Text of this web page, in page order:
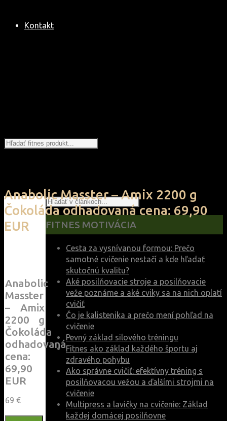
Kontakt
Hľadanie
Anabolic Masster – Amix 2200 g
Čokoláda odhadovaná cena: 69,90
EUR
Anabolic
Masster
– Amix
2200 g
Čokoláda
odhadovaná
cena:
69,90
EUR
69€
Hľadať
FITNES MOTIVÁCIA
Cesta za vysnívanou formou: Prečo
samotné cvičenie nestačí a kde hľadať
skutočnú kvalitu?
Aké posilňovacie stroje a posilňovacie
veže poznáme a aké cviky sa na nich oplatí
cvičiť
Čo je kalistenika a prečo mení pohľad na
cvičenie
Pevný základ silového tréningu
Fitnes ako základ každého športu aj
zdravého pohybu
Ako správne cvičiť: efektívny tréning s
posilňovacou vežou a ďalšími strojmi na
cvičenie
Multipress a lavičky na cvičenie: Základ
každej domácej posilňovne
Back
to
Top